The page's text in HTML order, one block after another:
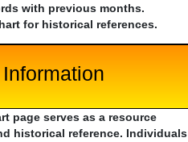
with previous months.
for historical references.
page serves as a resource
historical reference. Individuals